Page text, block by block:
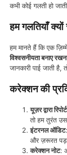
कभी कोई गलती हो
हम गलतियाँ
हम मानते हैं कि एक
विश्वसनीयता बनाए
जानकारी पाई जाती है,
करेक्शन की
यूज़र द्वारा
तो हम तुरंत
इंटरनल ऑडिट
और ज़रूरत
करेक्शन नोट: